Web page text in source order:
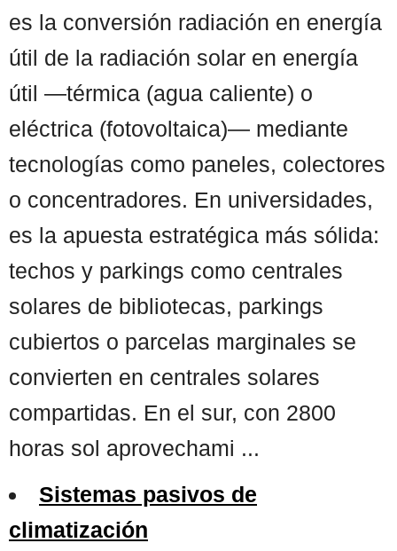
es la conversión radiación en energía
útil de la radiación solar en energía
útil —térmica (agua caliente) o
eléctrica (fotovoltaica)— mediante
tecnologías como paneles, colectores
o concentradores. En universidades,
es la apuesta estratégica más sólida:
techos y parkings como centrales
solares de bibliotecas, parkings
cubiertos o parcelas marginales se
convierten en centrales solares
compartidas. En el sur, con 2800
horas sol aprovechami ...
Sistemas pasivos de
climatización